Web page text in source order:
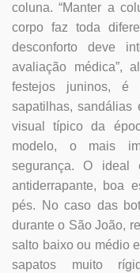
coluna.“Manter a
corpo faz toda
desconforto deve
avaliação médica”,
festejos juninos,
sapatilhas, sandálias
visual típico da
modelo, o mais
segurança. O ideal
antiderrapante, boa
pés. No caso das
durante o São João,
salto baixo ou médio
sapatos muito